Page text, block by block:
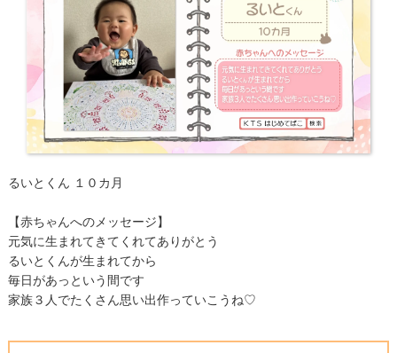
るいとくん １０カ月
【赤ちゃんへのメッセージ】
元気に生まれてきてくれてありがとう
るいとくんが生まれてから
毎日があっという間です
家族３人でたくさん思い出作っていこうね♡